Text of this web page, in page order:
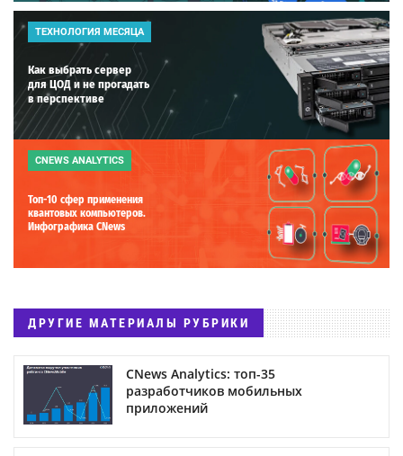
ТЕХНОЛОГИЯ МЕСЯЦА
Как выбрать сервер
для ЦОД и не прогадать
в перспективе
CNEWS ANALYTICS
Топ-10 сфер применения
квантовых компьютеров.
Инфографика CNews
ДРУГИЕ МАТЕРИАЛЫ РУБРИКИ
CNews Analytics: топ-35
разработчиков мобильных
приложений